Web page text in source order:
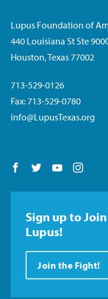
Lupus Foundation of
440 Louisiana St Ste
Houston, Texas 77002
713-529-0126
Fax: 713-529-0780
info@LupusTexas.org
Follow us on
Follow us on
Follow us
Sign up to
Lupus!
Join the Fight!